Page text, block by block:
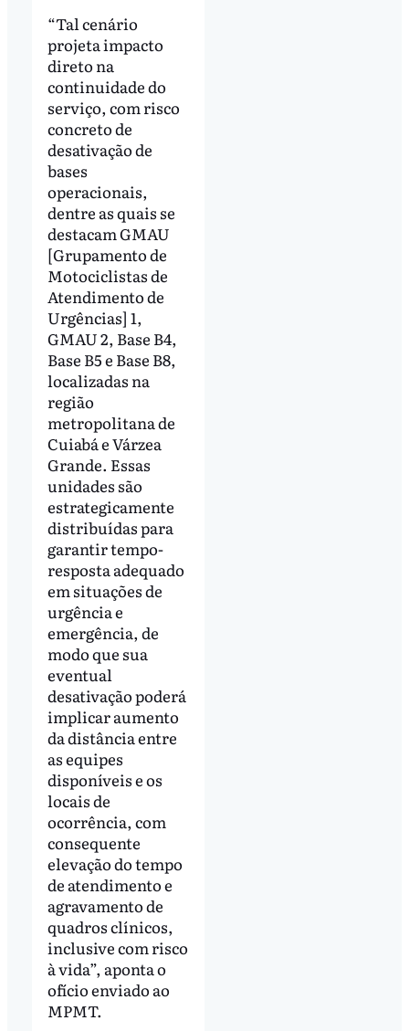
“Tal cenário
projeta impacto
direto na
continuidade do
serviço, com risco
concreto de
desativação de
bases
operacionais,
dentre as quais se
destacam GMAU
[Grupamento de
Motociclistas de
Atendimento de
Urgências] 1,
GMAU 2, Base B4,
Base B5 e Base B8,
localizadas na
região
metropolitana de
Cuiabá e Várzea
Grande. Essas
unidades são
estrategicamente
distribuídas para
garantir tempo-
resposta adequado
em situações de
urgência e
emergência, de
modo que sua
eventual
desativação poderá
implicar aumento
da distância entre
as equipes
disponíveis e os
locais de
ocorrência, com
consequente
elevação do tempo
de atendimento e
agravamento de
quadros clínicos,
inclusive com risco
à vida”, aponta o
ofício enviado ao
MPMT.